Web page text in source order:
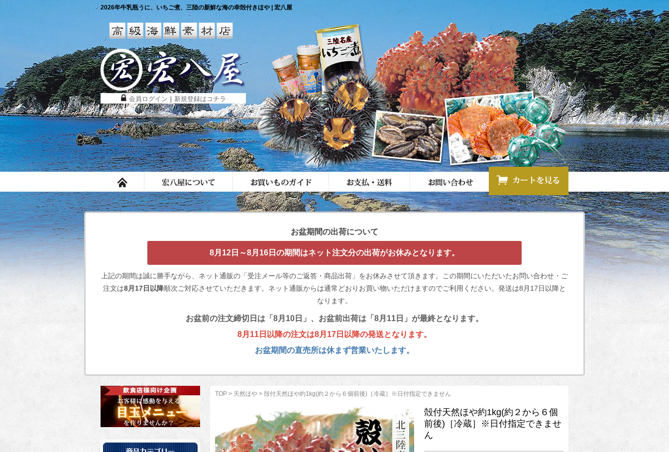
2026年牛乳瓶うに、いちご煮、三陸の新鮮な海の幸殻付きほや | 宏八屋
会員ログイン ｜ 新規登録はコチラ
お盆期間の出荷について
8月12日～8月16日の期間はネット注文分の出荷がお休みとなります。
上記の期間は誠に勝手ながら、ネット通販の「受注メール等のご返答・商品出荷」をお休みさせて頂きます。この期間にいただいたお問い合わせ・ご
注文は8月17日以降順次ご対応させていただきます。ネット通販からは通常どおりお買い物いただけますのでご利用ください。発送は8月17日以降と
なります。
お盆前の注文締切日は「8月10日」、お盆前出荷は「8月11日」が最終となります。
8月11日以降の注文は8月17日以降の発送となります。
お盆期間の直売所は休まず営業いたします。
TOP > 天然ほや > 殻付天然ほや約1kg(約２から６個前後)［冷蔵］※日付指定できません
殻付天然ほや約1kg(約２から６個
前後)［冷蔵］※日付指定できませ
ん